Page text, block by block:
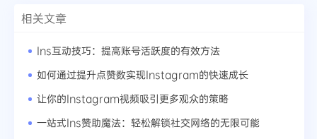
相关文章
Ins互动技巧：提高账号活跃度的有效方法
如何通过提升点赞数实现Instagram的快速成长
让你的Instagram视频吸引更多观众的策略
一站式Ins赞助魔法：轻松解锁社交网络的无限可能